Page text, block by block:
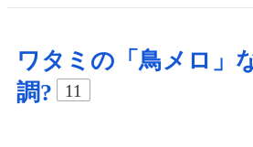
ワタミの「鳥メロ」
調?
11